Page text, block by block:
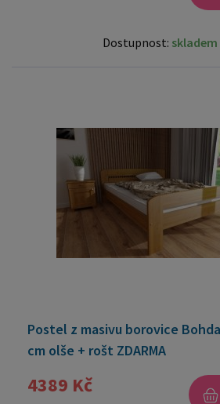
Dostupnost: skladem
Postel z masivu borovice
cm olše + rošt ZDARMA
4389 Kč